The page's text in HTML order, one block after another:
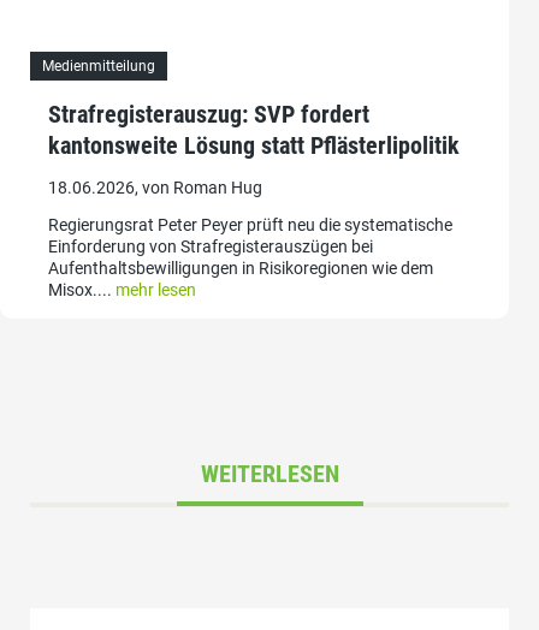
Medienmitteilung
Strafregisterauszug: SVP fordert
kantonsweite Lösung statt Pflästerlipolitik
18.06.2026, von Roman Hug
Regierungsrat Peter Peyer prüft neu die systematische
Einforderung von Strafregisterauszügen bei
Aufenthaltsbewilligungen in Risikoregionen wie dem
Misox.... mehr lesen
WEITERLESEN